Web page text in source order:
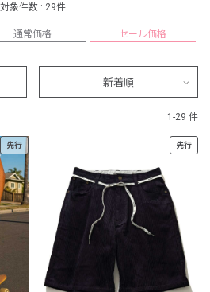
対象件数 : 29件
通常価格 セール価格
新着順
1-29 件
先行 先行